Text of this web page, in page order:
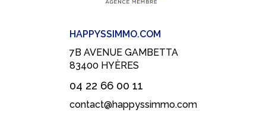
HAPPYSSIMMO.COM
7B AVENUE GAMBETTA
83400 HYÈRES
04 22 66 00 11
contact@happyssimmo.com